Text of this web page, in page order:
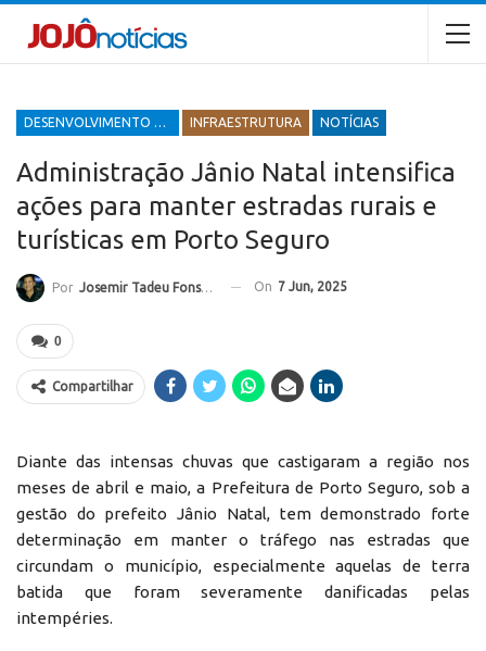
DESENVOLVIMENTO ECONÔMICO E SOCIAL INFRAESTRUTURA NOTÍCIAS
Administração Jânio Natal intensifica
ações para manter estradas rurais e
turísticas em Porto Seguro
Por Josemir Tadeu Fonseca On 7 Jun, 2025
0
Compartilhar
Diante das intensas chuvas que castigaram a região nos
meses de abril e maio, a Prefeitura de Porto Seguro, sob a
gestão do prefeito Jânio Natal, tem demonstrado forte
determinação em manter o tráfego nas estradas que
circundam o município, especialmente aquelas de terra
batida que foram severamente danificadas pelas
intempéries.